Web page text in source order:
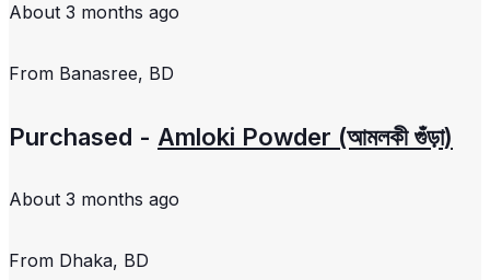
About 3 months ago
From Banasree, BD
Purchased - Amloki Powder (আমলকী গুঁড়া)
About 3 months ago
From Dhaka, BD